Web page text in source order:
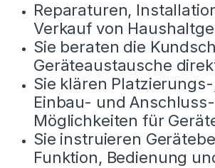
Reparaturen,
Verkauf von
Sie beraten die
Geräteaustausche
Sie klären
Einbau- und Anschluss-
Möglichkeiten für
Sie instruieren
Funktion, Bedienung